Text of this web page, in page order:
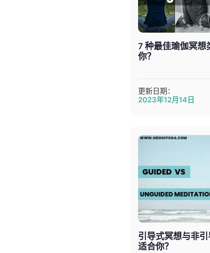
7 种最佳瑜伽冥想
你？
更新日期：
2023年12月14日
引导式冥想与非
适合你？